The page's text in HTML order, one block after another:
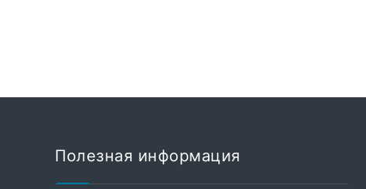
Полезная информация